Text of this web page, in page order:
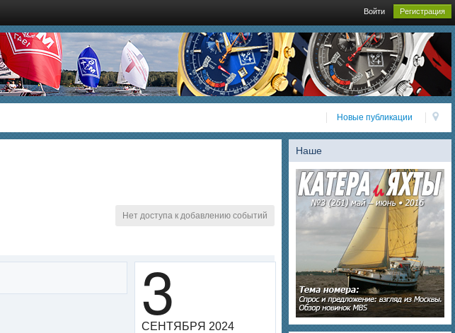
Войти Регистрация
Новые публикации
Наше
Нет доступа к добавлению событий
3
СЕНТЯБРЯ 2024